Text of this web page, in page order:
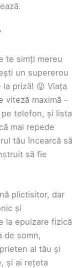
te simți mereu
un supererou
priză! 😜 Viața
viteză maximă –
telefon, și lista
mai repede
tău încearcă să
să fie
plictisitor, dar
și
la epuizare fizică
de somn,
al tău și
și ai rețeta